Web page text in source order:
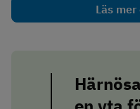
Läs